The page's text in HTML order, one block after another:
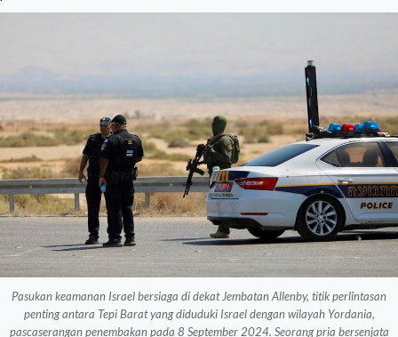
Pasukan keamanan Israel bersiaga di dekat Jembatan Allenby, titik perlintasan
penting antara Tepi Barat yang diduduki Israel dengan wilayah Yordania,
pascaserangan penembakan pada 8 September 2024. Seorang pria bersenjata